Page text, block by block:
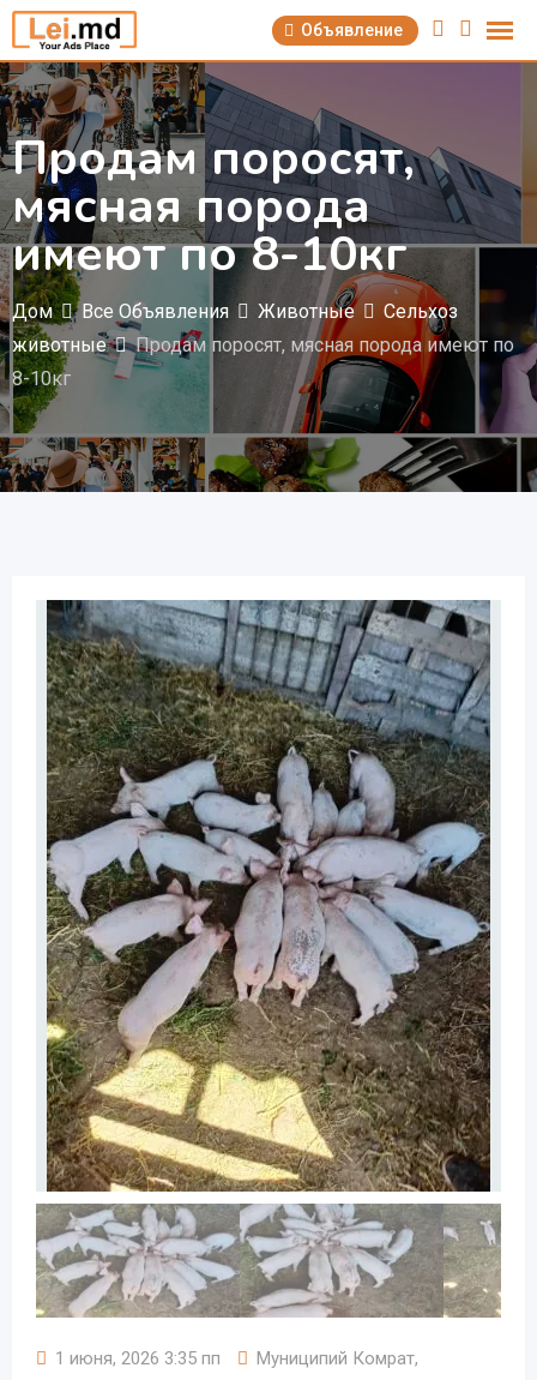
Перейти
содержимому
Объявление
Продам поросят,
мясная порода
имеют по 8-10кг
Дом Все Объявления Животные
Сельхоз
животные
Продам поросят, мясная порода имеют по
8-10кг
1 июня, 2026 3:35 пп Муниципий Комрат,